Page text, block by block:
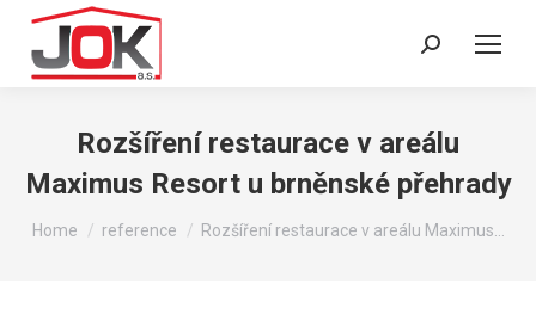
Search:
Rozšíření restaurace v areálu
Maximus Resort u brněnské přehrady
You are here:
Home reference Rozšíření restaurace v areálu Maximus…